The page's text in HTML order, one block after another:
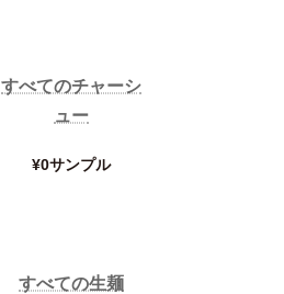
すべてのチャーシ
ュー
¥0サンプル
すべての生麺